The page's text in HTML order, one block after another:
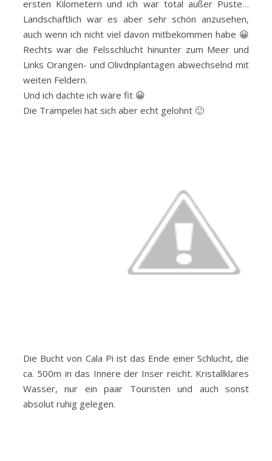
ersten Kilometern und ich war total außer Puste…
Landschaftlich war es aber sehr schön anzusehen,
auch wenn ich nicht viel davon mitbekommen habe 😀
Rechts war die Felsschlucht hinunter zum Meer und
Links Orangen- und Olivdnplantagen abwechselnd mit
weiten Feldern.
Und ich dachte ich wäre fit 😀
Die Trampelei hat sich aber echt gelohnt 🙂
Die Bucht von Cala Pi ist das Ende einer Schlucht, die
ca. 500m in das Innere der Inser reicht. Kristallklares
Wasser, nur ein paar Touristen und auch sonst
absolut ruhig gelegen.